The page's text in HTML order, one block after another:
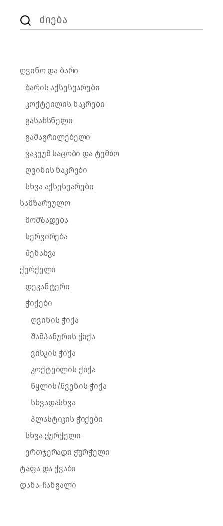
Search
for:
ღვინო და ბარი
ბარის აქსესუარები
კოქტეილის ნაკრები
გასახსნელი
გამაგრილებელი
ვაკუუმ საცობი და ტუმბო
ღვინის ნაკრები
სხვა აქსესუარები
სამზარეულო
მომზადება
სერვირება
შენახვა
ჭურჭელი
დეკანტერი
ჭიქები
ღვინის ჭიქა
შამპანურის ჭიქა
ვისკის ჭიქა
კოქტეილის ჭიქა
წყლის/წვენის ჭიქა
სხვადასხვა
პლასტიკის ჭიქები
სხვა ჭურჭელი
ერთჯერადი ჭურჭელი
ტაფა და ქვაბი
დანა-ჩანგალი